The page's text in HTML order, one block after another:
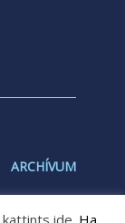
ARCHÍVUM
kattints ide . Ha